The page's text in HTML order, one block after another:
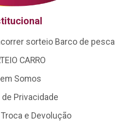
sorteio Barco de pesca
CARRO
Somos
Privacidade
e Devolução